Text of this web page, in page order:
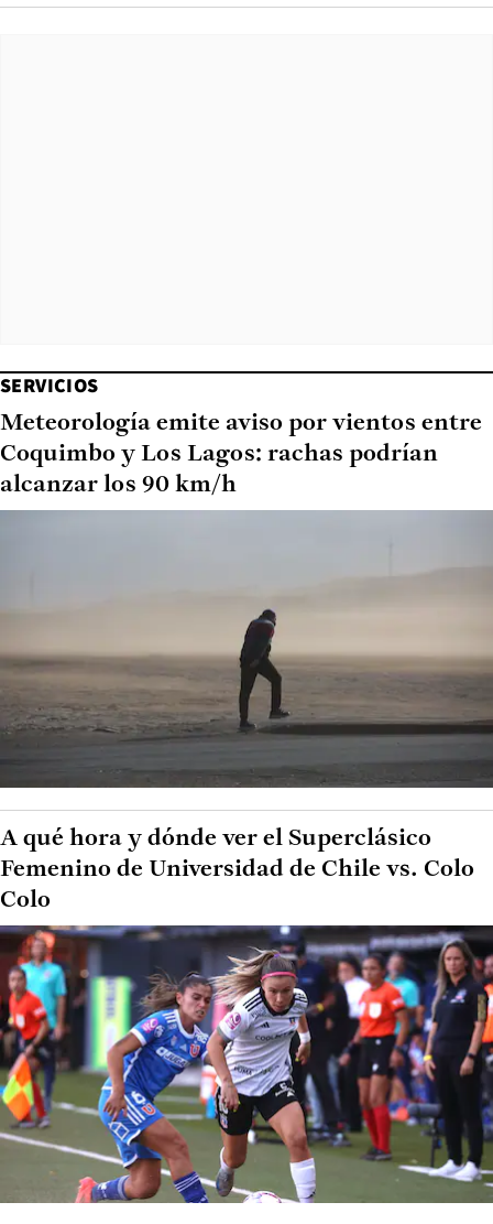
SERVICIOS
Meteorología emite aviso por vientos entre
Coquimbo y Los Lagos: rachas podrían
alcanzar los 90 km/h
A qué hora y dónde ver el Superclásico
Femenino de Universidad de Chile vs. Colo
Colo